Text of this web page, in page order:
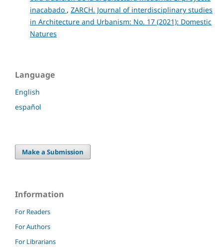
inacabado , ZARCH. Journal of interdisciplinary studies
in Architecture and Urbanism: No. 17 (2021): Domestic
Natures
Language
English
español
Make a Submission
Information
For Readers
For Authors
For Librarians